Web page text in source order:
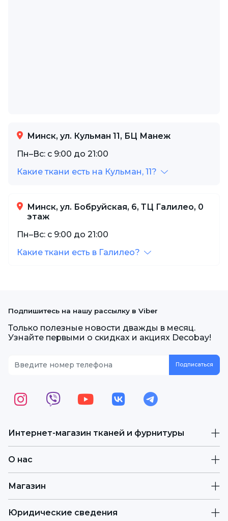
Минск, ул. Кульман 11, БЦ Манеж
Пн–Вс: с 9:00 до 21:00
Какие ткани есть на Кульман, 11?
Минск, ул. Бобруйская, 6, ТЦ Галилео, 0
этаж
Пн–Вс: с 9:00 до 21:00
Какие ткани есть в Галилео?
Интернет-магазин тканей и фурнитуры
О нас
Магазин
Юридические сведения
Подпишитесь на нашу рассылку в Viber
Только полезные новости дважды в месяц.
Узнайте первыми о скидках и акциях Decobay!